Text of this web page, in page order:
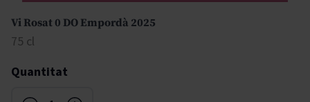
Vi Rosat 0 DO Empordà 2025
75 cl
Quantitat